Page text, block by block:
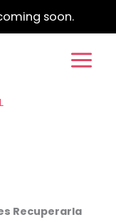
soon.
Recuperarla